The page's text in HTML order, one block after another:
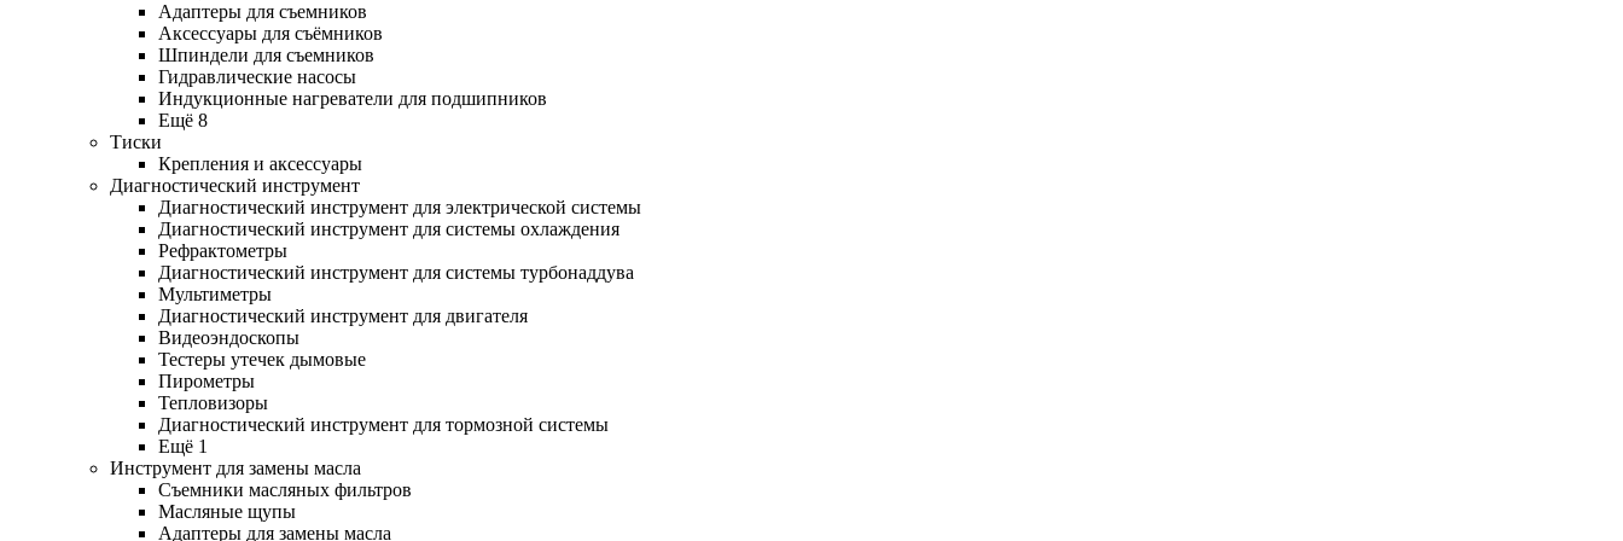
Адаптеры для съемников
Аксессуары для съёмников
Шпиндели для съемников
Гидравлические насосы
Индукционные нагреватели для подшипников
Ещё 8
Тиски
Крепления и аксессуары
Диагностический инструмент
Диагностический инструмент для электрической системы
Диагностический инструмент для системы охлаждения
Рефрактометры
Диагностический инструмент для системы турбонаддува
Мультиметры
Диагностический инструмент для двигателя
Видеоэндоскопы
Тестеры утечек дымовые
Пирометры
Тепловизоры
Диагностический инструмент для тормозной системы
Ещё 1
Инструмент для замены масла
Съемники масляных фильтров
Масляные щупы
Адаптеры для замены масла